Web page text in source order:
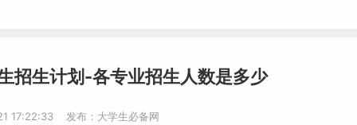
招生计划-各专业招生人数是多少
17:22:33 发布：大学生必备网